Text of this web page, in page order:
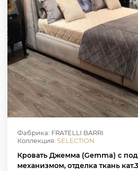
Фабрика: FRATELLI BARRI
Коллекция: SELECTION
Кровать Джемма (Gemma) с
механизмом, отделка ткань